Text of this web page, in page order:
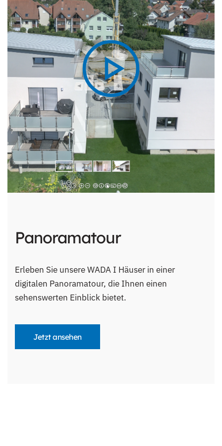
Panoramatour
Erleben Sie unsere WADA I Häuser in einer
digitalen Panoramatour, die Ihnen einen
sehenswerten Einblick bietet.
Jetzt ansehen